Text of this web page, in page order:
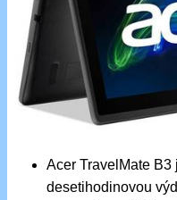
Acer TravelMate
desetihodinovou